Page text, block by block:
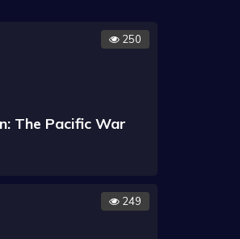
250
The Pacific War
249